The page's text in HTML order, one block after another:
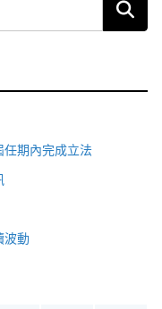
期內完成立法
波動